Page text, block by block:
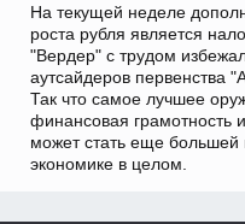
На текущей неделе
роста рубля является
"Вердер" с трудом
аутсайдеров первенства
Так что самое лучшее
финансовая грамотность
может стать еще большей
экономике в целом.